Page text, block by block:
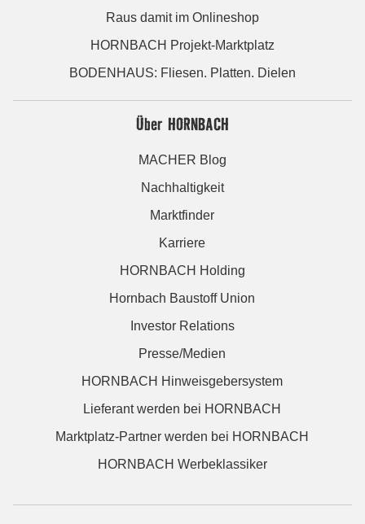
Raus damit im Onlineshop
HORNBACH Projekt-Marktplatz
BODENHAUS: Fliesen. Platten. Dielen
Über HORNBACH
MACHER Blog
Nachhaltigkeit
Marktfinder
Karriere
HORNBACH Holding
Hornbach Baustoff Union
Investor Relations
Presse/Medien
HORNBACH Hinweisgebersystem
Lieferant werden bei HORNBACH
Marktplatz-Partner werden bei HORNBACH
HORNBACH Werbeklassiker